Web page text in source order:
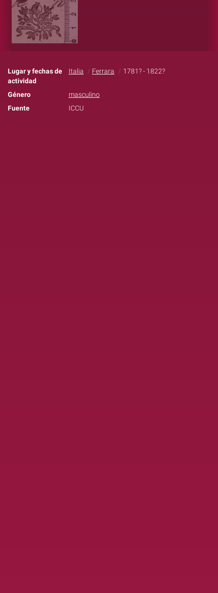
Lugar y fechas de
actividad
Italia Ferrara 1781? - 1822?
Género
masculino
Fuente
ICCU